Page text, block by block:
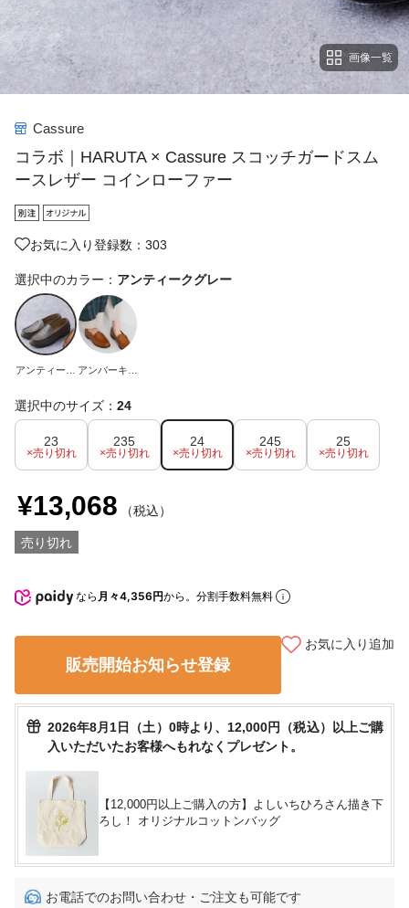
画像一覧
Cassure
コラボ｜HARUTA × Cassure スコッチガードスム
ースレザー コインローファー
お気に入り登録数：303
選択中のカラー： アンティークグレー
アンティーク
アンバーキャ
選択中のサイズ： 24
23
×売り切れ
235
×売り切れ
24
×売り切れ
245
×売り切れ
25
×売り切れ
¥13,068 （税込）
売り切れ
なら 月々4,356円から。分割手数料無料
販売開始お知らせ登録
お気に入り追加
2026年8月1日（土）0時より、12,000円（税込）以上ご購
入いただいたお客様へもれなくプレゼント。
【12,000円以上ご購入の方】よしいちひろさん描き下
ろし！ オリジナルコットンバッグ
お電話でのお問い合わせ・ご注文も可能です